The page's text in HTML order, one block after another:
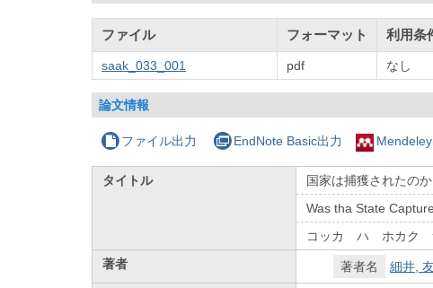
ファイル フォーマット 利用条
saak_033_001 pdf なし
論文情報
ファイル出力 EndNote Basic出力
タイトル
国家は捕獲されたの
Was tha State
コッカ ハ ホカク
著者
著者名 細井,